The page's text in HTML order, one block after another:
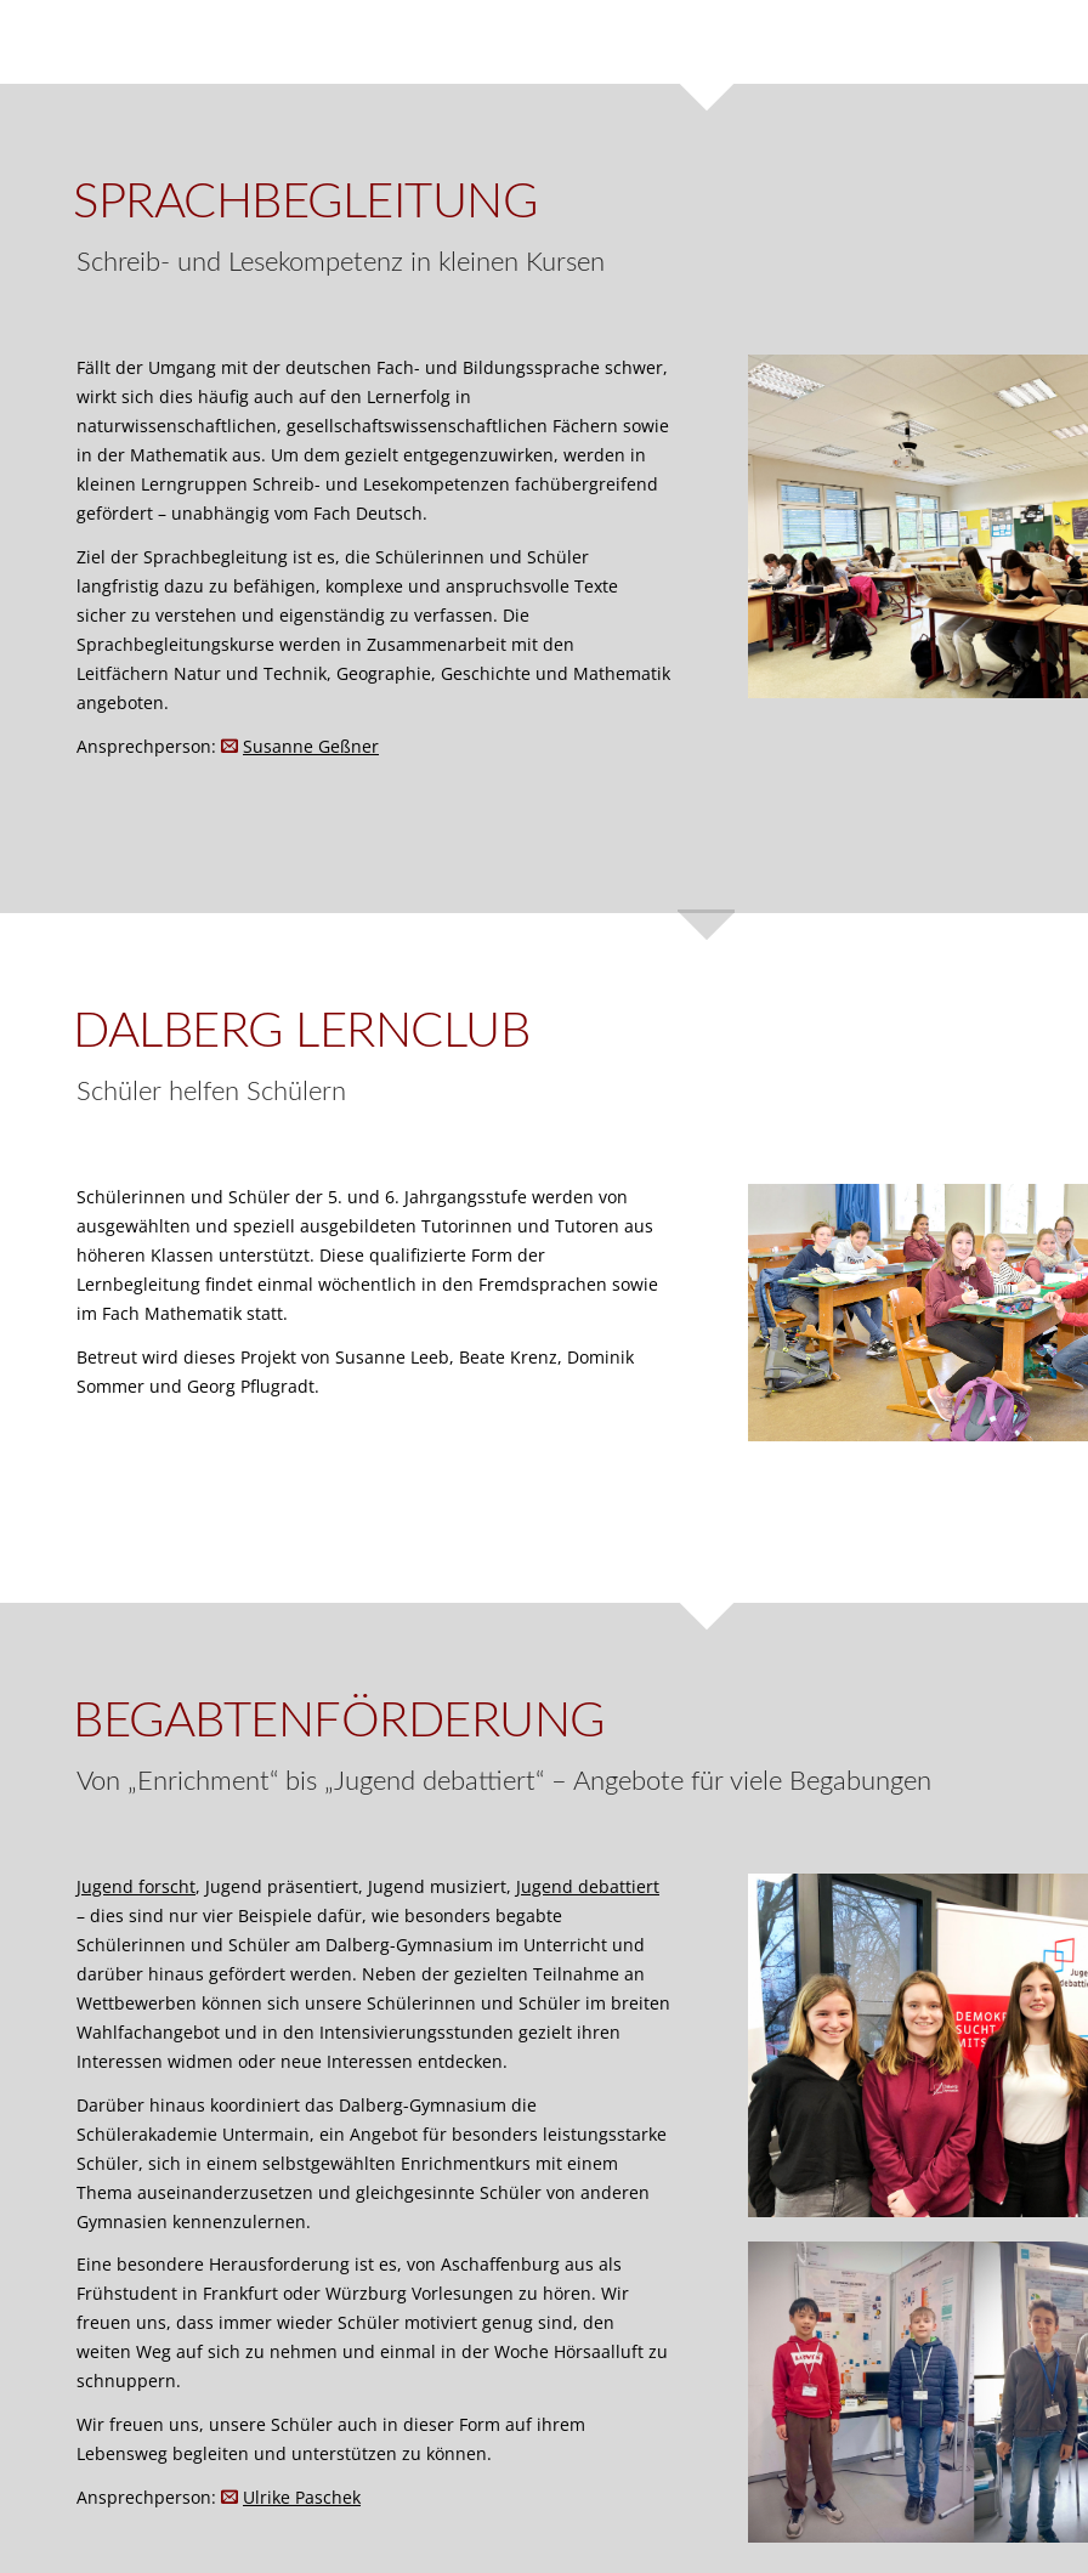
SPRACHBEGLEITUNG
Schreib- und Lesekompetenz in kleinen Kursen
Fällt der Umgang mit der deutschen Fach- und Bildungssprache schwer,
wirkt sich dies häufig auch auf den Lernerfolg in
naturwissenschaftlichen, gesellschaftswissenschaftlichen Fächern sowie
in der Mathematik aus. Um dem gezielt entgegenzuwirken, werden in
kleinen Lerngruppen Schreib- und Lesekompetenzen fachübergreifend
gefördert – unabhängig vom Fach Deutsch.
Ziel der Sprachbegleitung ist es, die Schülerinnen und Schüler
langfristig dazu zu befähigen, komplexe und anspruchsvolle Texte
sicher zu verstehen und eigenständig zu verfassen. Die
Sprachbegleitungskurse werden in Zusammenarbeit mit den
Leitfächern Natur und Technik, Geographie, Geschichte und Mathematik
angeboten.
Ansprechperson:
Susanne Geßner
DALBERG LERNCLUB
Schüler helfen Schülern
Schülerinnen und Schüler der 5. und 6. Jahrgangsstufe werden von
ausgewählten und speziell ausgebildeten Tutorinnen und Tutoren aus
höheren Klassen unterstützt. Diese qualifizierte Form der
Lernbegleitung findet einmal wöchentlich in den Fremdsprachen sowie
im Fach Mathematik statt.
Betreut wird dieses Projekt von Susanne Leeb, Beate Krenz, Dominik
Sommer und Georg Pflugradt.
BEGABTENFÖRDERUNG
Von „Enrichment“ bis „Jugend debattiert“ – Angebote für viele Begabungen
Jugend forscht, Jugend präsentiert, Jugend musiziert, Jugend debattiert
– dies sind nur vier Beispiele dafür, wie besonders begabte
Schülerinnen und Schüler am Dalberg-Gymnasium im Unterricht und
darüber hinaus gefördert werden. Neben der gezielten Teilnahme an
Wettbewerben können sich unsere Schülerinnen und Schüler im breiten
Wahlfachangebot und in den Intensivierungsstunden gezielt ihren
Interessen widmen oder neue Interessen entdecken.
Darüber hinaus koordiniert das Dalberg-Gymnasium die
Schülerakademie Untermain, ein Angebot für besonders leistungsstarke
Schüler, sich in einem selbstgewählten Enrichmentkurs mit einem
Thema auseinanderzusetzen und gleichgesinnte Schüler von anderen
Gymnasien kennenzulernen.
Eine besondere Herausforderung ist es, von Aschaffenburg aus als
Frühstudent in Frankfurt oder Würzburg Vorlesungen zu hören. Wir
freuen uns, dass immer wieder Schüler motiviert genug sind, den
weiten Weg auf sich zu nehmen und einmal in der Woche Hörsaalluft zu
schnuppern.
Wir freuen uns, unsere Schüler auch in dieser Form auf ihrem
Lebensweg begleiten und unterstützen zu können.
Ansprechperson:
Ulrike Paschek